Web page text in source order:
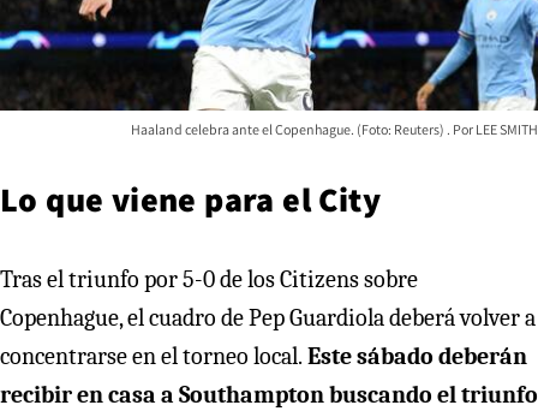
Haaland celebra ante el Copenhague. (Foto: Reuters) LEE SMITH
Lo que viene para el City
Tras el triunfo por 5-0 de los Citizens sobre
Copenhague, el cuadro de Pep Guardiola deberá volver a
concentrarse en el torneo local. Este sábado deberán
recibir en casa a Southampton buscando el triunfo